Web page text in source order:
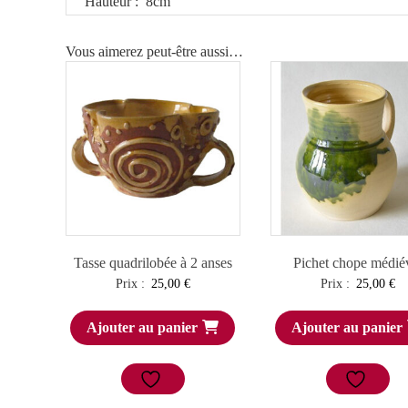
Vous aimerez peut-être aussi…
Tasse quadrilobée à 2 anses
Prix : 25,00 €
Ajouter au panier
Pichet chope
Prix : 25,00 €
Ajouter au panier